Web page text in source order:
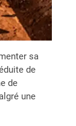
sa
de
de
une